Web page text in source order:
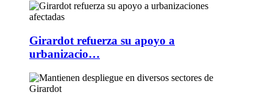
Girardot refuerza su apoyo a
urbanizacio…